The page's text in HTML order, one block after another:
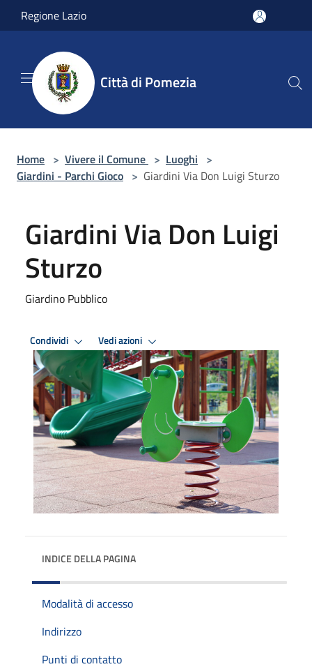
Salta al contenuto principale
Regione Lazio
Città di Pomezia
Home > Vivere il Comune > Luoghi >
Giardini - Parchi Gioco > Giardini Via Don Luigi Sturzo
Giardini Via Don Luigi
Sturzo
Giardino Pubblico
Condividi Vedi azioni
INDICE DELLA PAGINA
Modalità di accesso
Indirizzo
Punti di contatto